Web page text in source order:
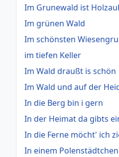
Im Grunewald ist
Im grünen Wald
Im schönsten
im tiefen Keller
Im Wald draußt is schön
Im Wald und auf der
In die Berg bin i gern
In der Heimat da gibts
In die Ferne möcht' ich
In einem Polenstädtchen